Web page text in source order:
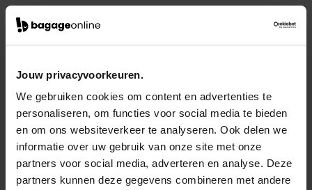
Jouw privacyvoorkeuren.
We gebruiken cookies om content en advertenties te
personaliseren, om functies voor social media te bieden
en om ons websiteverkeer te analyseren. Ook delen we
informatie over uw gebruik van onze site met onze
partners voor social media, adverteren en analyse. Deze
partners kunnen deze gegevens combineren met andere